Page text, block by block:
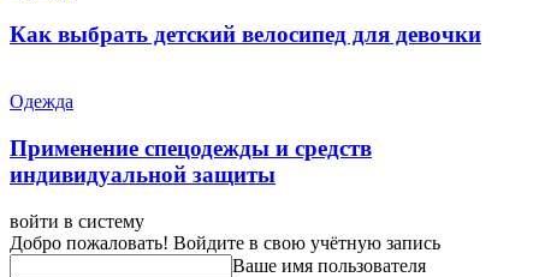
Как выбрать детский велосипед для девочки
Одежда
Применение спецодежды и средств
индивидуальной защиты
войти в систему
Добро пожаловать! Войдите в свою учётную запись
Ваше имя пользователя